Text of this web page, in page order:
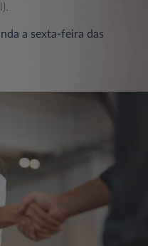
a sexta-feira das